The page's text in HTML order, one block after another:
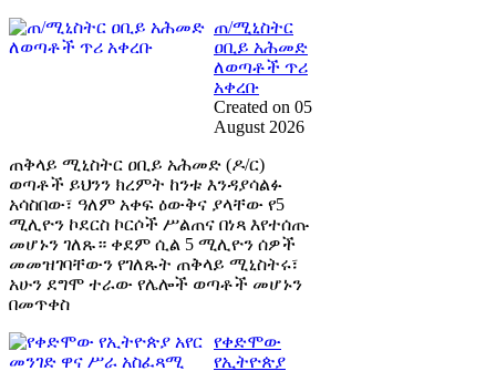
ጠ/ሚኒስትር
ዐቢይ አሕመድ
ለወጣቶች ጥሪ
አቀረቡ
Created on 05
August 2026
ጠቅላይ ሚኒስትር ዐቢይ አሕመድ (ዶ/ር)
ወጣቶች ይህንን ክረምት ከንቱ እንዳያሳልፉ
አሳስበው፣ ዓለም አቀፍ ዕውቅና ያላቸው የ5
ሚሊዮን ኮደርስ ኮርሶች ሥልጠና በነጻ እየተሰጡ
መሆኑን ገለጹ። ቀደም ሲል 5 ሚሊዮን ሰዎች
መመዝገባቸውን የገለጹት ጠቅላይ ሚኒስትሩ፣
አሁን ደግሞ ተራው የሌሎች ወጣቶች መሆኑን
በመጥቀስ
የቀድሞው
የኢትዮጵያ